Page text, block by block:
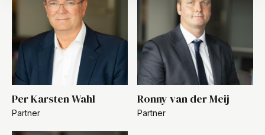
Per Karsten Wahl
Partner
Ronny van der Meij
Partner